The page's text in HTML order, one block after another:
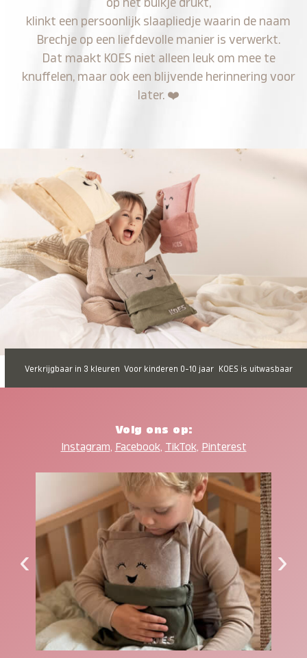
op het buikje drukt,
klinkt een persoonlijk slaapliedje waarin de naam
Brechje op een liefdevolle manier is verwerkt.
Dat maakt KOES niet alleen leuk om mee te
knuffelen, maar ook een blijvende herinnering voor
later. ❤️
Verkrijgbaar in 3 kleuren Voor kinderen 0-10 jaar KOES is uitwasbaar
Volg ons op:
Instagram, Facebook, TikTok, Pinterest
‹ ›